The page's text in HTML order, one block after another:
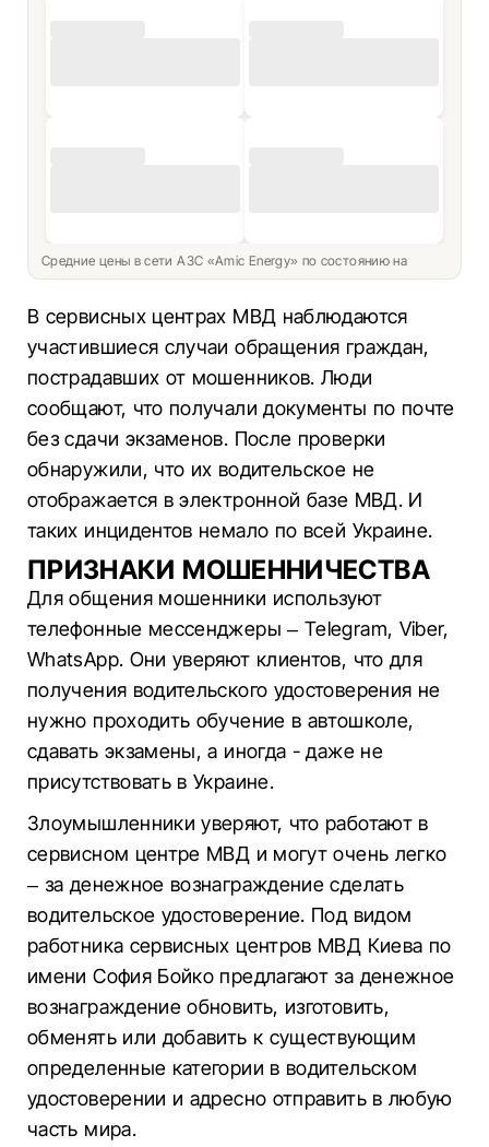
Средние цены в сети АЗС «Amic Energy» по состоянию на
В сервисных центрах МВД наблюдаются
участившиеся случаи обращения граждан,
пострадавших от мошенников. Люди
сообщают, что получали документы по почте
без сдачи экзаменов. После проверки
обнаружили, что их водительское не
отображается в электронной базе МВД. И
таких инцидентов немало по всей Украине.
ПРИЗНАКИ МОШЕННИЧЕСТВА
Для общения мошенники используют
телефонные мессенджеры – Telegram, Viber,
WhatsАpp. Они уверяют клиентов, что для
получения водительского удостоверения не
нужно проходить обучение в автошколе,
сдавать экзамены, а иногда - даже не
присутствовать в Украине.
Злоумышленники уверяют, что работают в
сервисном центре МВД и могут очень легко
– за денежное вознаграждение сделать
водительское удостоверение. Под видом
работника сервисных центров МВД Киева по
имени София Бойко предлагают за денежное
вознаграждение обновить, изготовить,
обменять или добавить к существующим
определенные категории в водительском
удостоверении и адресно отправить в любую
часть мира.